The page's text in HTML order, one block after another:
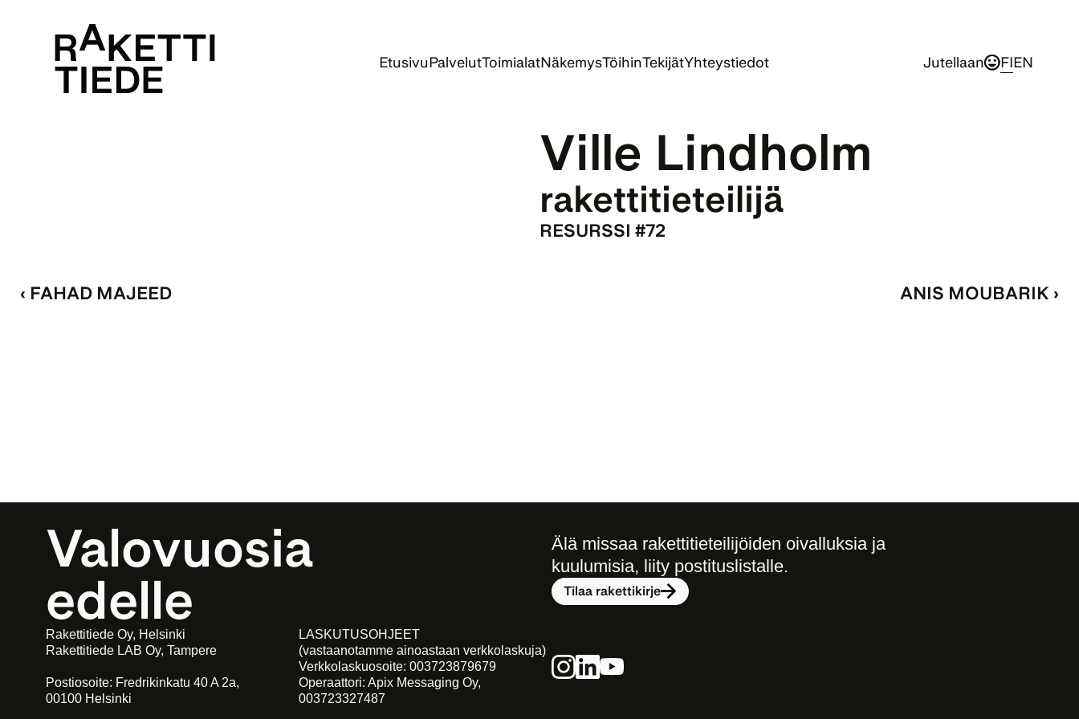
EtusivuPalvelutToimialatNäkemysTöihinTekijätYhteystiedot Jutellaan FIEN
Ville Lindholm
rakettitieteilijä
RESURSSI #72
‹ FAHAD MAJEED ANIS MOUBARIK ›
Valovuosia
edelle
Älä missaa rakettitieteilijöiden oivalluksia ja
kuulumisia, liity postituslistalle.
Tilaa rakettikirje
Rakettitiede Oy, Helsinki
Rakettitiede LAB Oy, Tampere
Postiosoite: Fredrikinkatu 40 A 2a,
00100 Helsinki
LASKUTUSOHJEET
(vastaanotamme ainoastaan verkkolaskuja)
Verkkolaskuosoite: 003723879679
Operaattori: Apix Messaging Oy,
003723327487